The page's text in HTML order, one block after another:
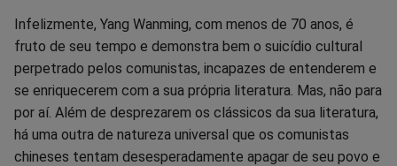
Infelizmente, Yang Wanming, com menos de 70 anos, é
fruto de seu tempo e demonstra bem o suicídio cultural
perpetrado pelos comunistas, incapazes de entenderem e
se enriquecerem com a sua própria literatura. Mas, não para
por aí. Além de desprezarem os clássicos da sua literatura,
há uma outra de natureza universal que os comunistas
chineses tentam desesperadamente apagar de seu povo e